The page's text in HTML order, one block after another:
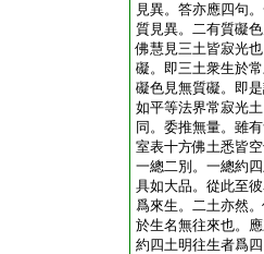
見異。答亦應四句
質見異。二有質礙
佛慧見三土皆寂光
礙。即三土衆生於
礙色見無質礙。即
如平等法界常寂光
同。委推無量。雖
室表十方佛土悉皆
一總二別。一總約
具如大品。從此至
爲來生。二土亦然
於生名無往來也。
約四土明往生者爲